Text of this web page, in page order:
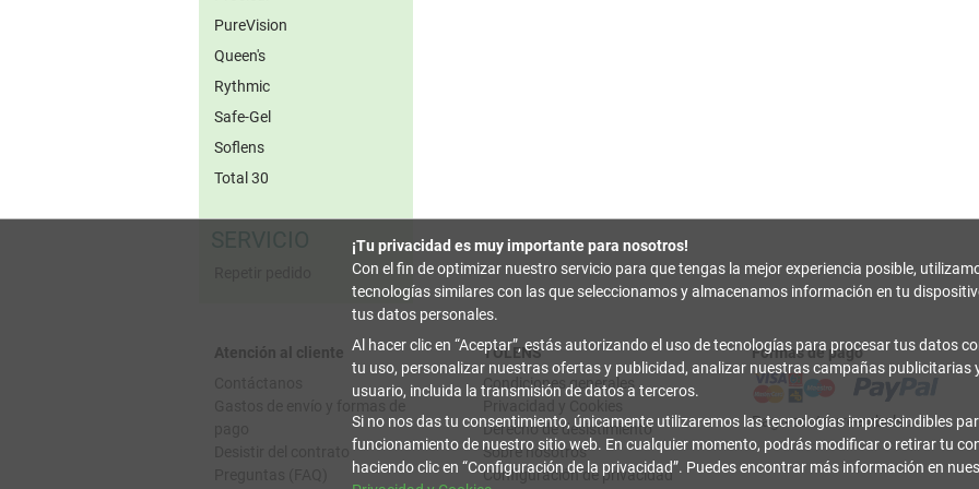
PureVision
Queen's
Rythmic
Safe-Gel
Soflens
Total 30
Atención al cliente
TOLENS
Condiciones generales
Derecho de desistimiento
Sobre nosotros
Configuración de privacidad
Formas de pago
Pago contrarreembolso
¡Tu privacidad es muy importante para nosotros!
Con el fin de optimizar nuestro servicio para que tengas la mejor experiencia posible,
tecnologías similares con las que seleccionamos y almacenamos información en tu
tus datos personales.
Al hacer clic en Aceptar , estás autorizando el uso de tecnologías para procesar tus datos
tu uso, personalizar nuestras ofertas y publicidad, analizar nuestras campañas publicitarias
usuario, incluida la transmisión de datos a terceros.
Si no nos das tu consentimiento, únicamente utilizaremos las tecnologías imprescindibles
funcionamiento de nuestro sitio web. En cualquier momento, podrás modificar o retirar tu
haciendo clic en Configuración de la privacidad . Puedes encontrar más información en